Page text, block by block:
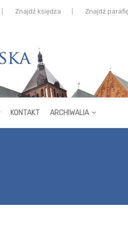
Znajdź księdza Znajdź
KONTAKT ARCHIWALIA